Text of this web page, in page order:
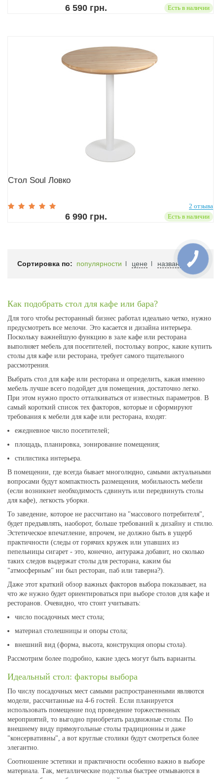
6 590 грн. Есть в наличии
Стол Soul Ловко
2 отзыва
6 990 грн. Есть в наличии
Сортировка по: популярности цене названию
Как подобрать стол для кафе или бара?
Для того чтобы ресторанный бизнес работал идеально четко, нужно
предусмотреть все мелочи. Это касается и дизайна интерьера.
Поскольку важнейшую функцию в зале кафе или ресторана
выполняет мебель для посетителей, постольку вопрос, какие купить
столы для кафе или ресторана, требует самого тщательного
рассмотрения.
Выбрать стол для кафе или ресторана и определить, какая именно
мебель лучше всего подойдет для помещения, достаточно легко.
При этом нужно просто отталкиваться от известных параметров. В
самый короткий список тех факторов, которые и сформируют
требования к мебели для кафе или ресторана, входят:
ежедневное число посетителей;
площадь, планировка, зонирование помещения;
стилистика интерьера.
В помещении, где всегда бывает многолюдно, самыми актуальными
вопросами будут компактность размещения, мобильность мебели
(если возникнет необходимость сдвинуть или передвинуть столы
для кафе), легкость уборки.
То заведение, которое не рассчитано на "массового потребителя",
будет предъявлять, наоборот, больше требований к дизайну и стилю.
Эстетическое впечатление, впрочем, не должно быть в ущерб
практичности (следы от горячих кружек или упавших из
пепельницы сигарет - это, конечно, антуража добавит, но сколько
таких следов выдержат столы для ресторана, каким бы
"атмосферным" ни был ресторан, паб или таверна?).
Даже этот краткий обзор важных факторов выбора показывает, на
что же нужно будет ориентироваться при выборе столов для кафе и
ресторанов. Очевидно, что стоит учитывать:
число посадочных мест стола;
материал столешницы и опоры стола;
внешний вид (форма, высота, конструкция опоры стола).
Рассмотрим более подробно, какие здесь могут быть варианты.
Идеальный стол: факторы выбора
По числу посадочных мест самыми распространенными являются
модели, рассчитанные на 4-6 гостей. Если планируется
использовать помещение под проведение торжественных
мероприятий, то выгодно приобретать раздвижные столы. По
внешнему виду прямоугольные столы традиционны и даже
"консервативны", а вот круглые столики будут смотреться более
элегантно.
Соотношение эстетики и практичности особенно важно в выборе
материала. Так, металлические подстолья быстрее отмываются в